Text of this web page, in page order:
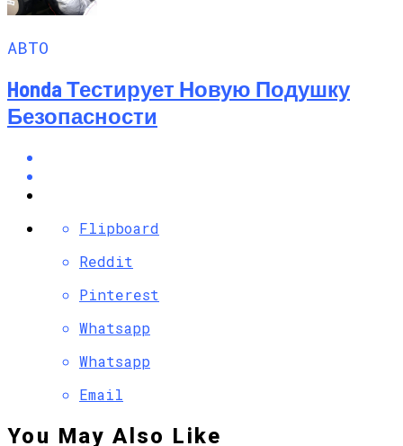
АВТО
Honda Тестирует Новую Подушку
Безопасности
Flipboard
Reddit
Pinterest
Whatsapp
Whatsapp
Email
You May Also Like